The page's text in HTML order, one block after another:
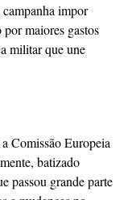
impor
maiores gastos
militar que une
Comissão Europeia
batizado
passou grande parte